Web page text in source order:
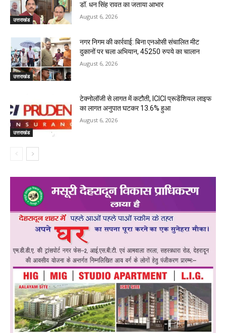
उत्तराखंड
डॉ. धन सिंह रावत का जताया आभार
August 6, 2026
उत्तराखंड
नगर निगम की कार्रवाई: बिना एनओसी संचालित मीट
दुकानों पर चला अभियान, 45250 रुपये का चालान
August 6, 2026
उत्तराखंड
टेक्नोलॉजी से लागत में कटौती, ICICI प्रूडेंशियल लाइफ
का लागत अनुपात घटकर 13.6% हुआ
August 6, 2026